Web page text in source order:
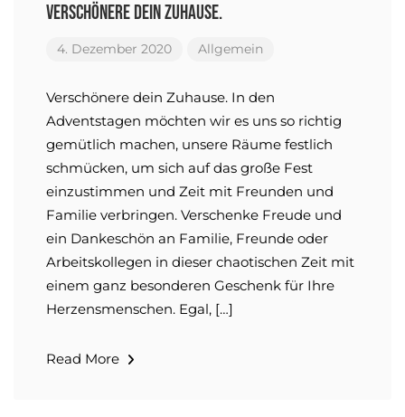
Verschönere dein Zuhause.
4. Dezember 2020 Allgemein
Verschönere dein Zuhause. In den
Adventstagen möchten wir es uns so richtig
gemütlich machen, unsere Räume festlich
schmücken, um sich auf das große Fest
einzustimmen und Zeit mit Freunden und
Familie verbringen. Verschenke Freude und
ein Dankeschön an Familie, Freunde oder
Arbeitskollegen in dieser chaotischen Zeit mit
einem ganz besonderen Geschenk für Ihre
Herzensmenschen. Egal, […]
Read More